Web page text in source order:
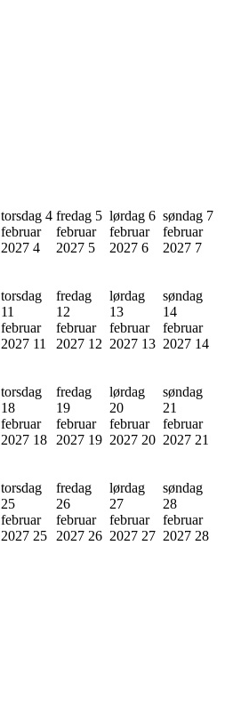
torsdag 4
februar
2027 4
fredag 5
februar
2027 5
lørdag 6
februar
2027 6
søndag 7
februar
2027 7
torsdag
11
februar
2027 11
fredag
12
februar
2027 12
lørdag
13
februar
2027 13
søndag
14
februar
2027 14
torsdag
18
februar
2027 18
fredag
19
februar
2027 19
lørdag
20
februar
2027 20
søndag
21
februar
2027 21
torsdag
25
februar
2027 25
fredag
26
februar
2027 26
lørdag
27
februar
2027 27
søndag
28
februar
2027 28